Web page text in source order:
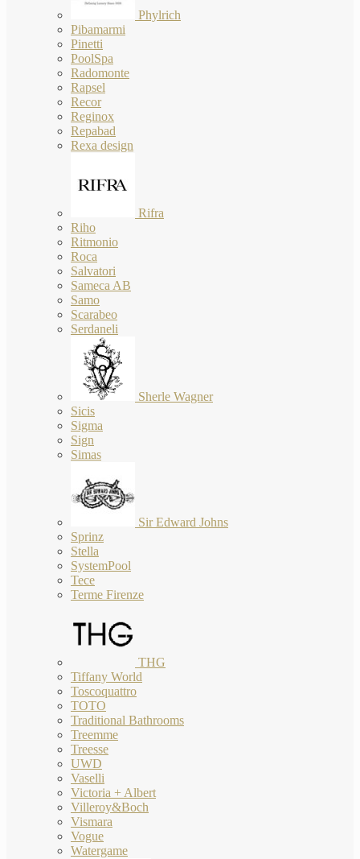
Phylrich
Pibamarmi
Pinetti
PoolSpa
Radomonte
Rapsel
Recor
Reginox
Repabad
Rexa design
Rifra
Riho
Ritmonio
Roca
Salvatori
Sameca AB
Samo
Scarabeo
Serdaneli
Sherle Wagner
Sicis
Sigma
Sign
Simas
Sir Edward Johns
Sprinz
Stella
SystemPool
Tece
Terme Firenze
THG
Tiffany World
Toscoquattro
TOTO
Traditional Bathrooms
Treemme
Treesse
UWD
Vaselli
Victoria + Albert
Villeroy&Boch
Vismara
Vogue
Watergame